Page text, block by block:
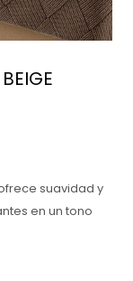
suavidad y
en un tono